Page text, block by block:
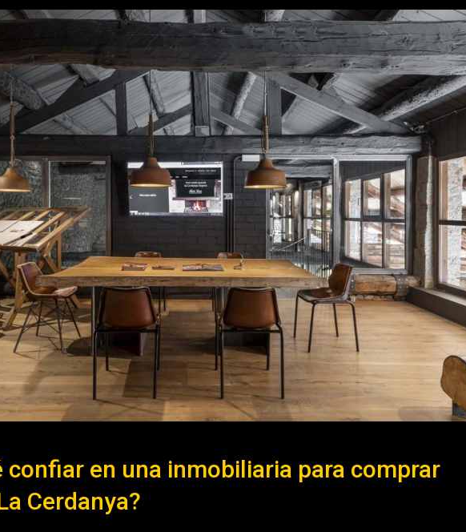
confiar en una inmobiliaria para comprar
Cerdanya?